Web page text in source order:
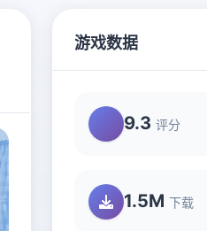
游戏数据
9.3 评分
1.5M 下载